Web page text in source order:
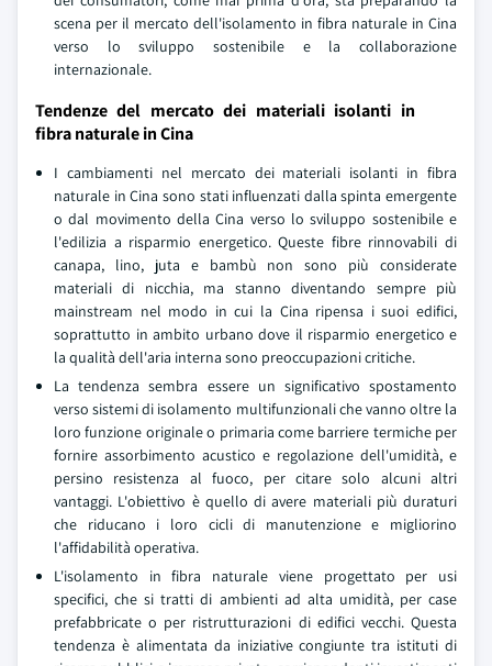
scena per il mercato dell'isolamento in fibra naturale in Cina
verso lo sviluppo sostenibile e la collaborazione
internazionale.
Tendenze del mercato dei materiali isolanti in
fibra naturale in Cina
I cambiamenti nel mercato dei materiali isolanti in fibra
naturale in Cina sono stati influenzati dalla spinta emergente
o dal movimento della Cina verso lo sviluppo sostenibile e
l'edilizia a risparmio energetico. Queste fibre rinnovabili di
canapa, lino, juta e bambù non sono più considerate
materiali di nicchia, ma stanno diventando sempre più
mainstream nel modo in cui la Cina ripensa i suoi edifici,
soprattutto in ambito urbano dove il risparmio energetico e
la qualità dell'aria interna sono preoccupazioni critiche.
La tendenza sembra essere un significativo spostamento
verso sistemi di isolamento multifunzionali che vanno oltre la
loro funzione originale o primaria come barriere termiche per
fornire assorbimento acustico e regolazione dell'umidità, e
persino resistenza al fuoco, per citare solo alcuni altri
vantaggi. L'obiettivo è quello di avere materiali più duraturi
che riducano i loro cicli di manutenzione e migliorino
l'affidabilità operativa.
L'isolamento in fibra naturale viene progettato per usi
specifici, che si tratti di ambienti ad alta umidità, per case
prefabbricate o per ristrutturazioni di edifici vecchi. Questa
tendenza è alimentata da iniziative congiunte tra istituti di